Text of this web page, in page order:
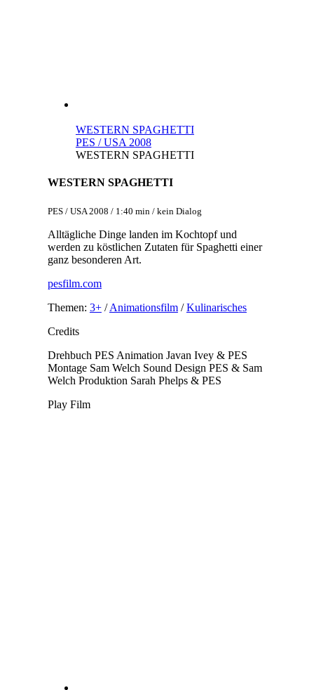
WESTERN SPAGHETTI
PES / USA 2008
WESTERN SPAGHETTI
WESTERN SPAGHETTI
PES / USA 2008 / 1:40 min / kein Dialog
Alltägliche Dinge landen im Kochtopf und
werden zu köstlichen Zutaten für Spaghetti einer
ganz besonderen Art.
pesfilm.com
Themen: 3+/Animationsfilm/Kulinarisches
Credits
Drehbuch PES Animation Javan Ivey & PES
Montage Sam Welch Sound Design PES & Sam
Welch Produktion Sarah Phelps & PES
Play Film